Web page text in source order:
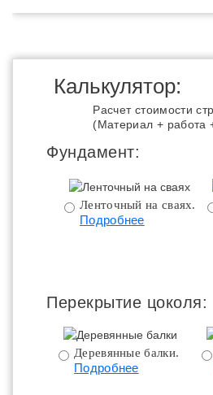
Калькулятор:
Расчет стоимости
(Материал + работа
Фундамент:
Ленточный на сваях.
Подробнее
Перекрытие цоколя:
Деревянные балки.
Подробнее